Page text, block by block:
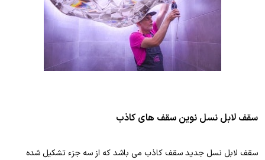
سقف لابل نسل نوین سقف های کاذب
سقف لابل نسل جدید سقف کاذب می باشد که از سه جزء تشکیل شده